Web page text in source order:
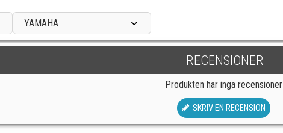
YAMAHA
RECENSIONER
Produkten har inga recensioner
SKRIV EN RECENSION